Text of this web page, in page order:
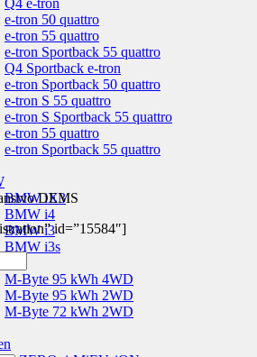
Q4 e-tron
e-tron 50 quattro
e-tron 55 quattro
e-tron Sportback 55 quattro
Q4 Sportback e-tron
e-tron Sportback 50 quattro
e-tron S 55 quattro
e-tron S Sportback 55 quattro
e-tron 55 quattro
e-tron Sportback 55 quattro
BMW iX3
BMW i4
BMW i3
BMW i3s
M-Byte 95 kWh 4WD
M-Byte 95 kWh 2WD
M-Byte 72 kWh 2WD
DEMS
id=”15584″]